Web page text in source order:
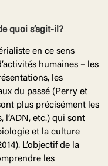
quoi s’agit-il?
en ce sens
humaines – les
les
du passé (Perry et
plus précisément les
l’ADN, etc.) qui sont
et la culture
L’objectif de la
les